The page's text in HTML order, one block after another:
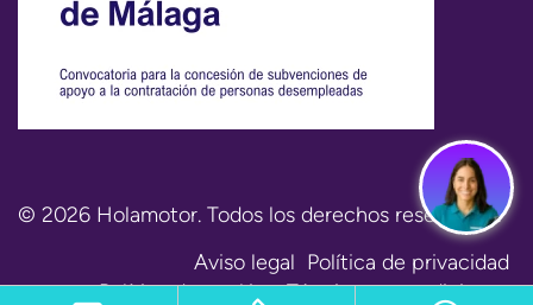
© 2026 Holamotor. Todos los derechos reservados.
Aviso legal Política de privacidad
Política de cookies Términos y condiciones